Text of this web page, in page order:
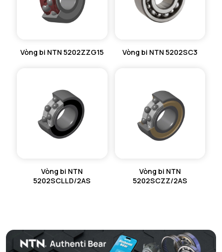
Vòng bi NTN 5202ZZG15 Vòng bi NTN 5202SC3
Vòng bi NTN
5202SCLLD/2AS
Vòng bi NTN
5202SCZZ/2AS